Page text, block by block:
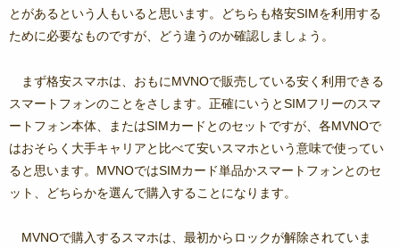
とがあるという人もいると思います。どちらも格安SIMを利用する
ために必要なものですが、どう違うのか確認しましょう。
まず格安スマホは、おもにMVNOで販売している安く利用できる
スマートフォンのことをさします。正確にいうとSIMフリーのスマ
ートフォン本体、またはSIMカードとのセットですが、各MVNOで
はおそらく大手キャリアと比べて安いスマホという意味で使ってい
ると思います。MVNOではSIMカード単品かスマートフォンとのセ
ット、どちらかを選んで購入することになります。
MVNOで購入するスマホは、最初からロックが解除されていま